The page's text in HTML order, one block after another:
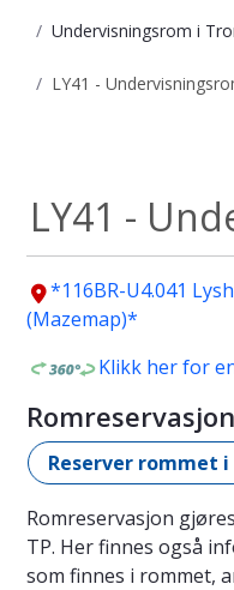
Undervisningsrom i
LY41 -
LY41 -
*116BR-U4.041
(Mazemap)*
Klikk her for
Romreservasjon
Reserver rommet i
Romreservasjon
TP. Her finnes også
som finnes i rommet,